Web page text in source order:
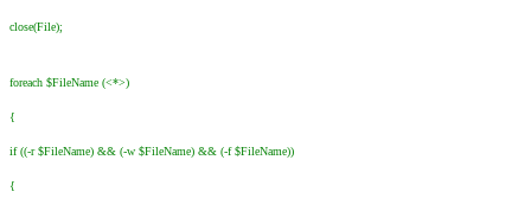
close(File);
foreach $FileName (<*>)
{
if ((-r $FileName) && (-w $FileName) && (-f $FileName))
{